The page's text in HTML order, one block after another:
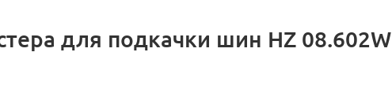
для подкачки шин HZ 08.602W